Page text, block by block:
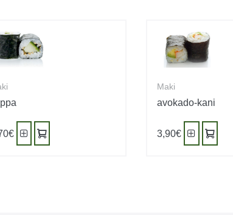
€
Maki
avokado-kani
3,90€